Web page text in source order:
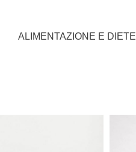
ALIMENTAZIONE E DIETE